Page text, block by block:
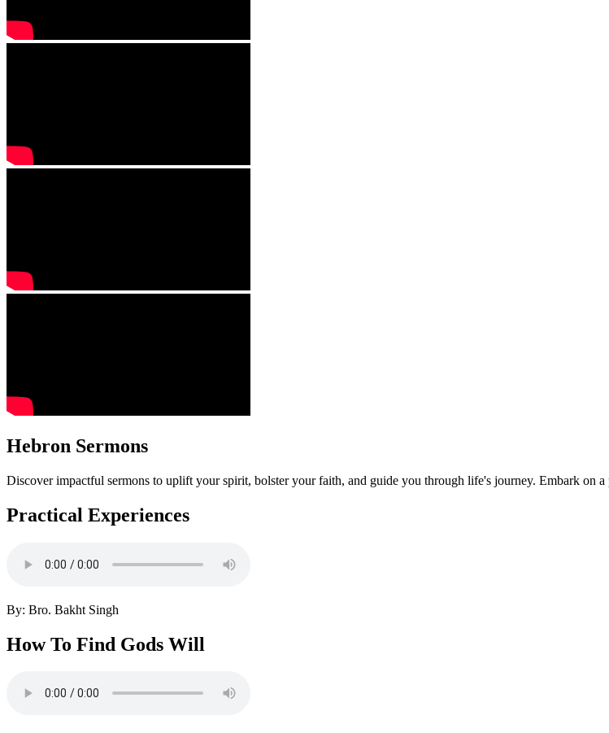
Hebron Sermons
Discover impactful sermons to uplift your spirit, bolster your faith, and guide you through life's journey. Embark on
Practical Experiences
By: Bro. Bakht Singh
How To Find Gods Will